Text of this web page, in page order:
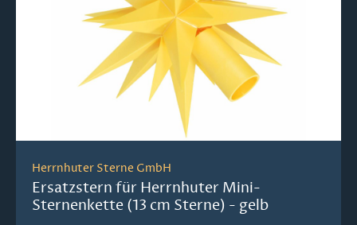
Herrnhuter Sterne GmbH
Ersatzstern für Herrnhuter Mini-
Sternenkette (13 cm Sterne) - gelb